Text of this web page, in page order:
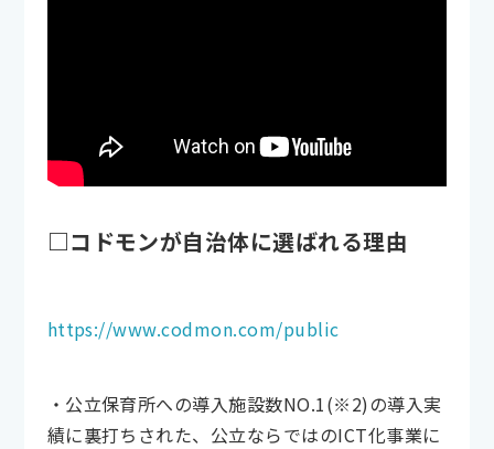
□コドモンが自治体に選ばれる理由
https://www.codmon.com/public
・公立保育所への導入施設数NO.1(※2)の導入実
績に裏打ちされた、公立ならではのICT化事業に